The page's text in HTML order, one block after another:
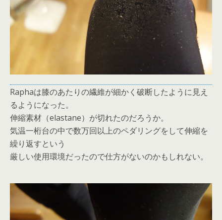
Raphaは膝のあたりの繊維が細かく破断したように見え
るようになった。
伸縮素材（elastane）が切れたのだろうか。
気温一桁台の中で数万回以上のペダリングをして伸縮を
繰り返すという
厳しい使用環境だったので仕方がないのかもしれない。